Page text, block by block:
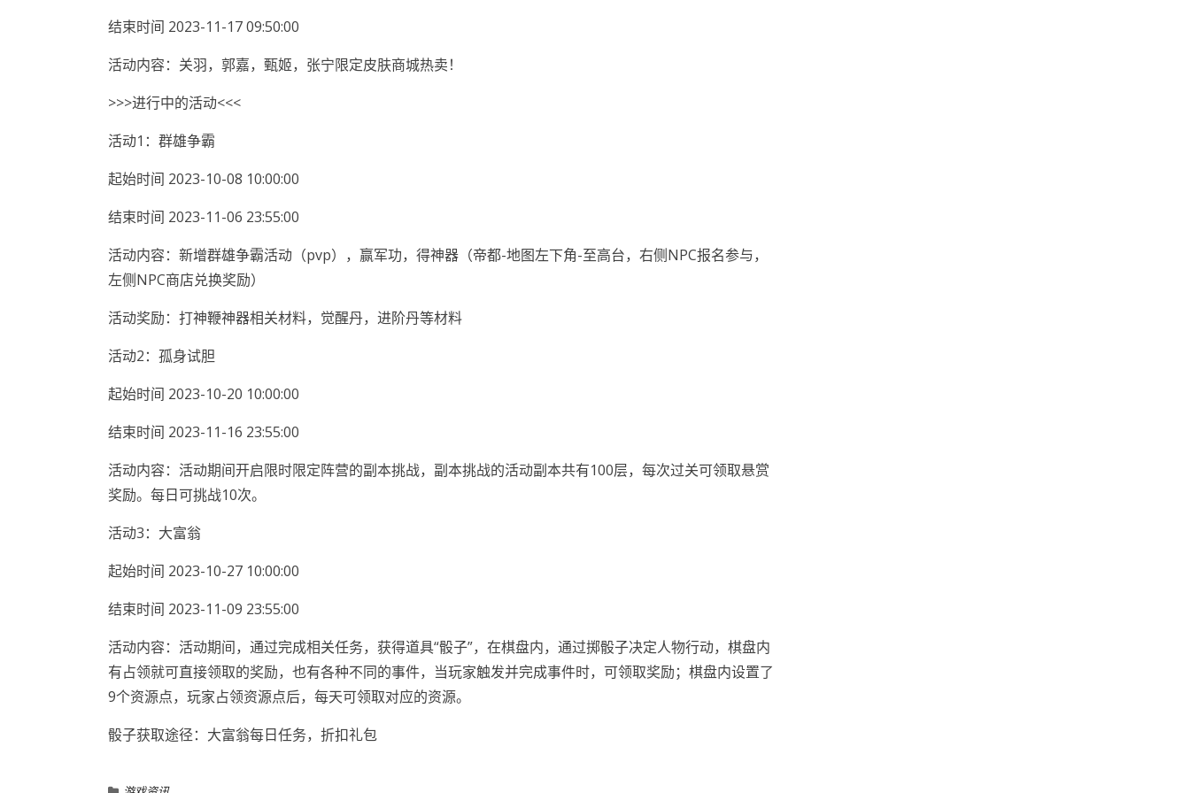
结束时间 2023-11-17 09:50:00
活动内容：关羽，郭嘉，甄姬，张宁限定皮肤商城热卖！
>>>进行中的活动<<<
活动1：群雄争霸
起始时间 2023-10-08 10:00:00
结束时间 2023-11-06 23:55:00
活动内容：新增群雄争霸活动（pvp），赢军功，得神器（帝都-地图左下角-至高台，右侧NPC报名参与，
左侧NPC商店兑换奖励）
活动奖励：打神鞭神器相关材料，觉醒丹，进阶丹等材料
活动2：孤身试胆
起始时间 2023-10-20 10:00:00
结束时间 2023-11-16 23:55:00
活动内容：活动期间开启限时限定阵营的副本挑战，副本挑战的活动副本共有100层，每次过关可领取悬赏
奖励。每日可挑战10次。
活动3：大富翁
起始时间 2023-10-27 10:00:00
结束时间 2023-11-09 23:55:00
活动内容：活动期间，通过完成相关任务，获得道具“骰子”，在棋盘内，通过掷骰子决定人物行动，棋盘内
有占领就可直接领取的奖励，也有各种不同的事件，当玩家触发并完成事件时，可领取奖励；棋盘内设置了
9个资源点，玩家占领资源点后，每天可领取对应的资源。
骰子获取途径：大富翁每日任务，折扣礼包